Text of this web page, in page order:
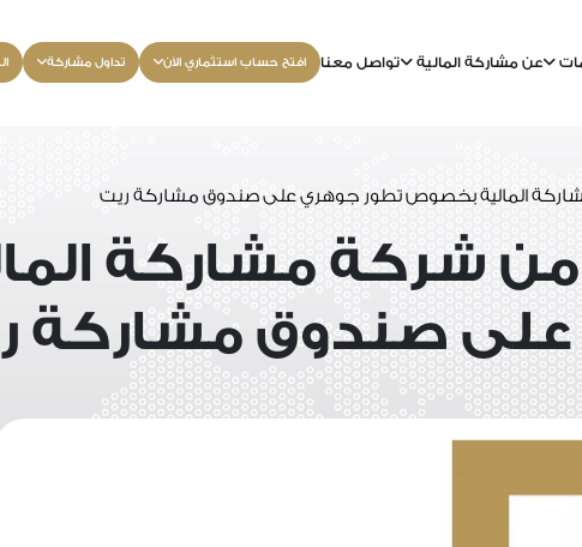
عن مشاركة المالية تواصل معنا افتح حساب استثماري الآن تداول مشاركة
المالية بخصوص تطور جوهري على صندوق مشاركة ريت
من شركة مشاركة
صندوق مشاركة